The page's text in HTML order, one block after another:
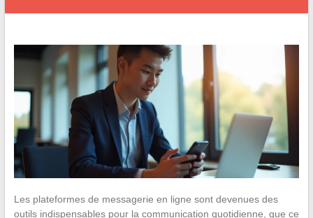
Les plateformes de messagerie en ligne sont devenues des
outils indispensables pour la communication quotidienne, que ce